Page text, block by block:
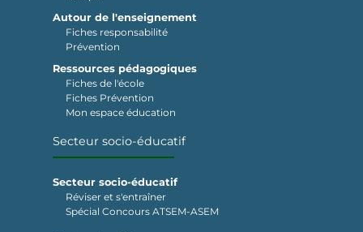
Autour de l'enseignement
Fiches responsabilité
Prévention
Ressources pédagogiques
Fiches de l'école
Fiches Prévention
Mon espace éducation
Secteur socio-éducatif
Secteur socio-éducatif
Réviser et s'entraîner
Spécial Concours ATSEM-ASEM